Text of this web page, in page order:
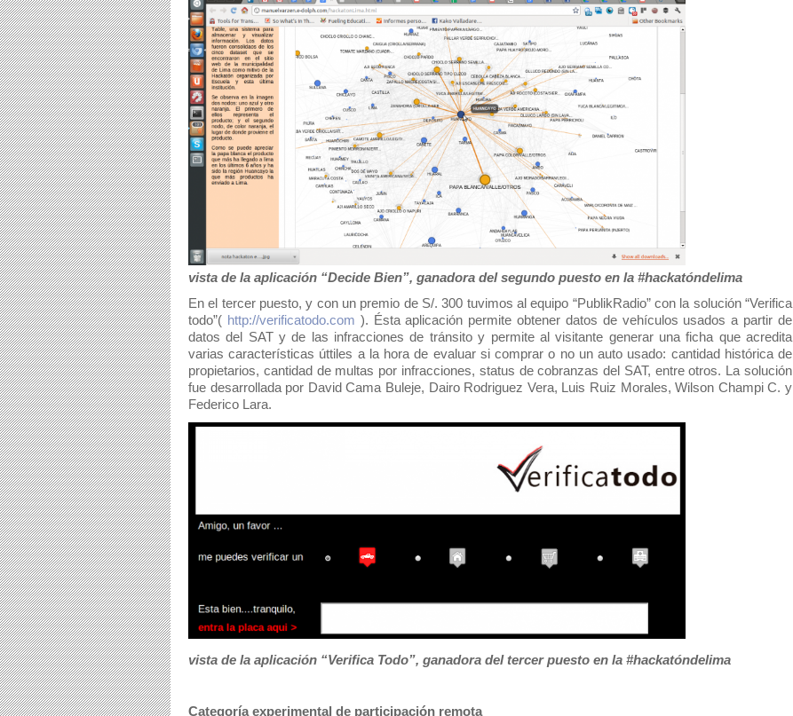
vista de la aplicación “Decide Bien”, ganadora del segundo puesto en la #hackatóndelima
En el tercer puesto, y con un premio de S/. 300 tuvimos al equipo “PublikRadio” con la solución “Verifica
todo”( http://verificatodo.com ). Ésta aplicación permite obtener datos de vehículos usados a partir de
datos del SAT y de las infracciones de tránsito y permite al visitante generar una ficha que acredita
varias características úttiles a la hora de evaluar si comprar o no un auto usado: cantidad histórica de
propietarios, cantidad de multas por infracciones, status de cobranzas del SAT, entre otros. La solución
fue desarrollada por David Cama Buleje, Dairo Rodriguez Vera, Luis Ruiz Morales, Wilson Champi C. y
Federico Lara.
vista de la aplicación “Verifica Todo”, ganadora del tercer puesto en la #hackatóndelima
Categoría experimental de participación remota